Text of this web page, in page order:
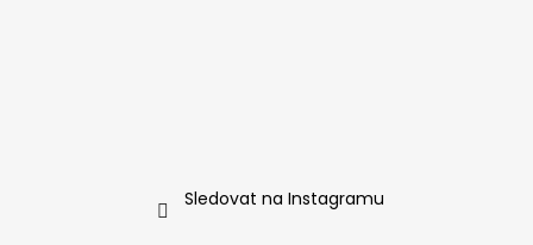
Sledovat na Instagramu